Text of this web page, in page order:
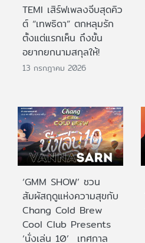
TEMI เสิร์ฟเพลงจีบสุดคิว
ต์ “เทพธิดา” ตกหลุมรัก
ตั้งแต่แรกเห็น ถึงขั้น
อยากยกนามสกุลให้!
13 กรกฎาคม 2026
‘GMM SHOW’ ชวน
สัมผัสฤดูแห่งความสุขกับ
Chang Cold Brew
Cool Club Presents
‘นั่งเล่น 10’ เทศกาล